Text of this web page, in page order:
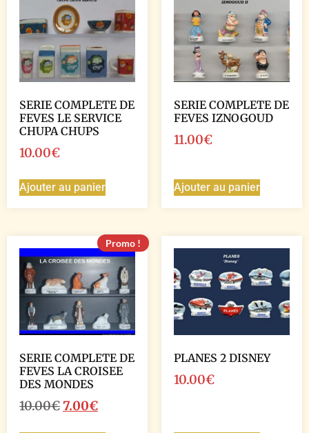
SERIE COMPLETE DE
FEVES LE SERVICE
CHUPA CHUPS
10.00€
Ajouter au panier
SERIE COMPLETE DE
FEVES IZNOGOUD
11.00€
Ajouter au panier
Promo !
SERIE COMPLETE DE
FEVES LA CROISEE
DES MONDES
10.00€7.00€
PLANES 2 DISNEY
10.00€